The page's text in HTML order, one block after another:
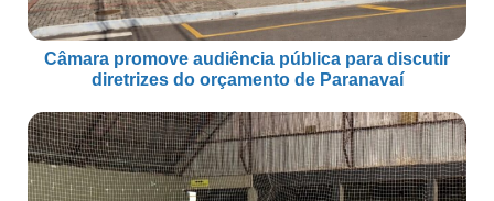
Câmara promove audiência pública para discutir
diretrizes do orçamento de Paranavaí